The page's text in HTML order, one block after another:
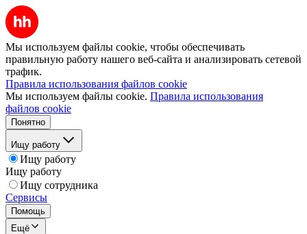
Мы используем файлы cookie, чтобы обеспечивать
правильную работу нашего веб-сайта и анализировать сетевой
трафик.
Правила использования файлов cookie
Мы используем файлы cookie. Правила использования
файлов cookie
Понятно
Ищу работу
Ищу работу
Ищу работу
Ищу сотрудника
Сервисы
Помощь
Ещё